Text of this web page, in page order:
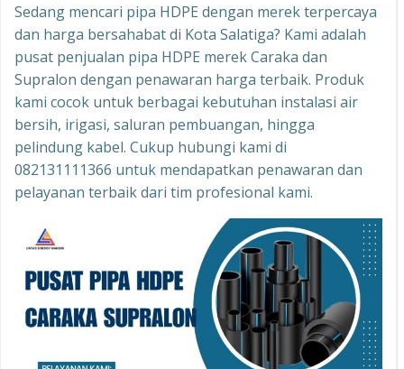
Sedang mencari pipa HDPE dengan merek terpercaya
dan harga bersahabat di Kota Salatiga? Kami adalah
pusat penjualan pipa HDPE merek Caraka dan
Supralon dengan penawaran harga terbaik. Produk
kami cocok untuk berbagai kebutuhan instalasi air
bersih, irigasi, saluran pembuangan, hingga
pelindung kabel. Cukup hubungi kami di
082131111366 untuk mendapatkan penawaran dan
pelayanan terbaik dari tim profesional kami.